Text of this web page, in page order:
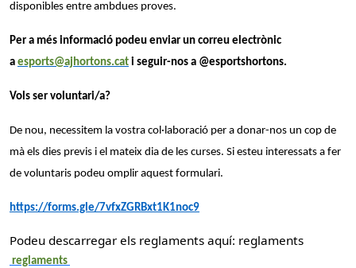
disponibles entre ambdues proves.
Per a més informació podeu enviar un correu electrònic
a esports@ajhortons.cat i seguir-nos a @esportshortons.
Vols ser voluntari/a?
De nou, necessitem la vostra col·laboració per a donar-nos un cop de
mà els dies previs i el mateix dia de les curses. Si esteu interessats a fer
de voluntaris podeu omplir aquest formulari.
https://forms.gle/7vfxZGRBxt1K1noc9
Podeu descarregar els reglaments aquí: reglaments
reglaments